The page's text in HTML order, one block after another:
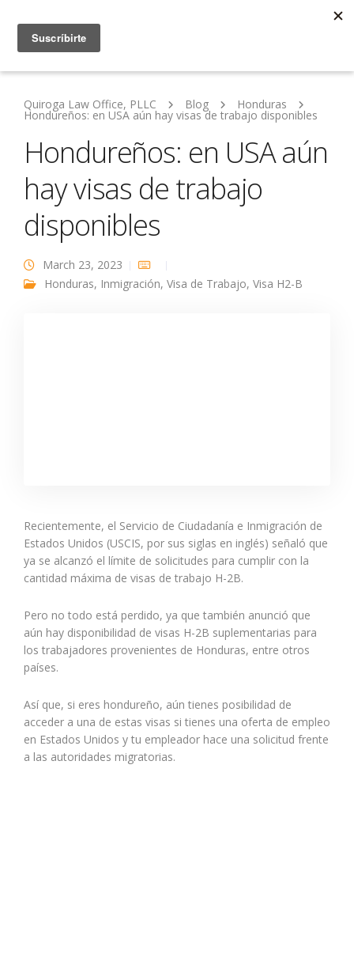
Quiroga Law Office, PLLC Blog Honduras
Hondureños: en USA aún hay visas de trabajo disponibles
Hondureños: en USA aún
hay visas de trabajo
disponibles
March 23, 2023
Honduras, Inmigración, Visa de Trabajo, Visa H2-B
Recientemente, el Servicio de Ciudadanía e Inmigración de
Estados Unidos (USCIS, por sus siglas en inglés) señaló que
ya se alcanzó el límite de solicitudes para cumplir con la
cantidad máxima de visas de trabajo H-2B.
Pero no todo está perdido, ya que también anunció que
aún hay disponibilidad de visas H-2B suplementarias para
los trabajadores provenientes de Honduras, entre otros
países.
Así que, si eres hondureño, aún tienes posibilidad de
acceder a una de estas visas si tienes una oferta de empleo
en Estados Unidos y tu empleador hace una solicitud frente
a las autoridades migratorias.